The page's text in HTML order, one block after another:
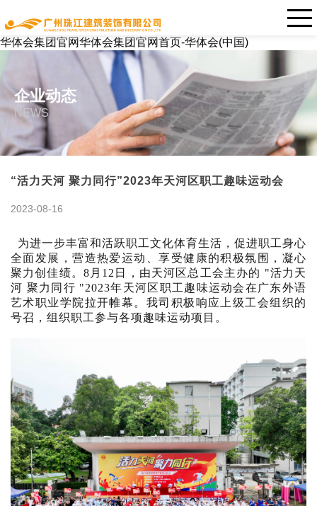
华体会集团官网华体会集团官网首页-华体会(中国)
企业动态
NEWS
“活力天河 聚力同行”2023年天河区职工趣味运动会
2023-08-16
为进一步丰富和活跃职工文化体育生活，促进职工身心
全面发展，营造热爱运动、享受健康的积极氛围，凝心
聚力创佳绩。8月12日，由天河区总工会主办的 "活力天
河 聚力同行 "2023年天河区职工趣味运动会在广东外语
艺术职业学院拉开帷幕。我司积极 响应上级工会组织的
号召，组织职工参与各项趣味运动项目。